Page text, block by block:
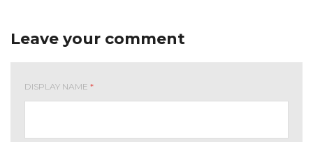
Leave your comment
DISPLAY NAME *